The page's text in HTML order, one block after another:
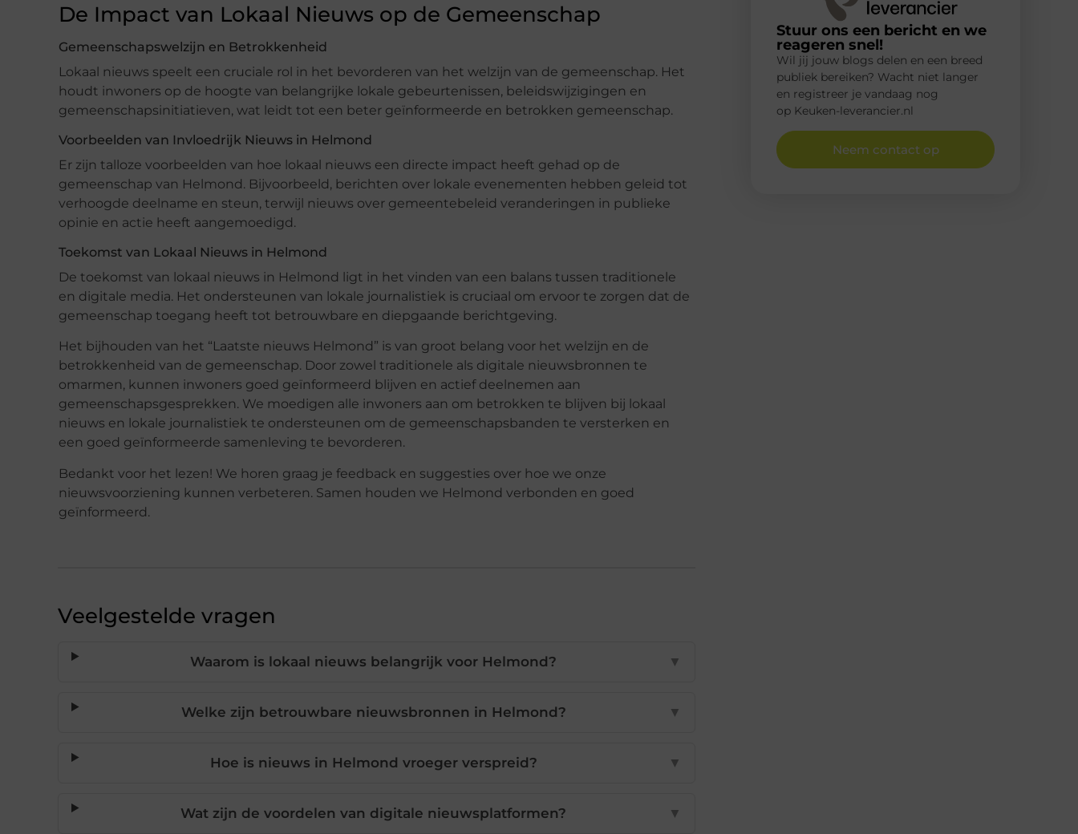
De Impact van Lokaal Nieuws op de Gemeenschap
Gemeenschapswelzijn en Betrokkenheid
Lokaal nieuws speelt een cruciale rol in het bevorderen van het welzijn van de gemeenschap. Het
houdt inwoners op de hoogte van belangrijke lokale gebeurtenissen, beleidswijzigingen en
gemeenschapsinitiatieven, wat leidt tot een beter geïnformeerde en betrokken gemeenschap.
Voorbeelden van Invloedrijk Nieuws in Helmond
Er zijn talloze voorbeelden van hoe lokaal nieuws een directe impact heeft gehad op de
gemeenschap van Helmond. Bijvoorbeeld, berichten over lokale evenementen hebben geleid tot
verhoogde deelname en steun, terwijl nieuws over gemeentebeleid veranderingen in publieke
opinie en actie heeft aangemoedigd.
Toekomst van Lokaal Nieuws in Helmond
De toekomst van lokaal nieuws in Helmond ligt in het vinden van een balans tussen traditionele
en digitale media. Het ondersteunen van lokale journalistiek is cruciaal om ervoor te zorgen dat de
gemeenschap toegang heeft tot betrouwbare en diepgaande berichtgeving.
Het bijhouden van het “Laatste nieuws Helmond” is van groot belang voor het welzijn en de
betrokkenheid van de gemeenschap. Door zowel traditionele als digitale nieuwsbronnen te
omarmen, kunnen inwoners goed geïnformeerd blijven en actief deelnemen aan
gemeenschapsgesprekken. We moedigen alle inwoners aan om betrokken te blijven bij lokaal
nieuws en lokale journalistiek te ondersteunen om de gemeenschapsbanden te versterken en
een goed geïnformeerde samenleving te bevorderen.
Bedankt voor het lezen! We horen graag je feedback en suggesties over hoe we onze
nieuwsvoorziening kunnen verbeteren. Samen houden we Helmond verbonden en goed
geïnformeerd.
Veelgestelde vragen
Waarom is lokaal nieuws belangrijk voor Helmond? ▼
Welke zijn betrouwbare nieuwsbronnen in Helmond? ▼
Hoe is nieuws in Helmond vroeger verspreid? ▼
Wat zijn de voordelen van digitale nieuwsplatformen? ▼
Stuur ons een bericht en we
reageren snel!
Wil jij jouw blogs delen en een breed
publiek bereiken? Wacht niet langer
en registreer je vandaag nog
op Keuken-leverancier.nl
Neem contact op